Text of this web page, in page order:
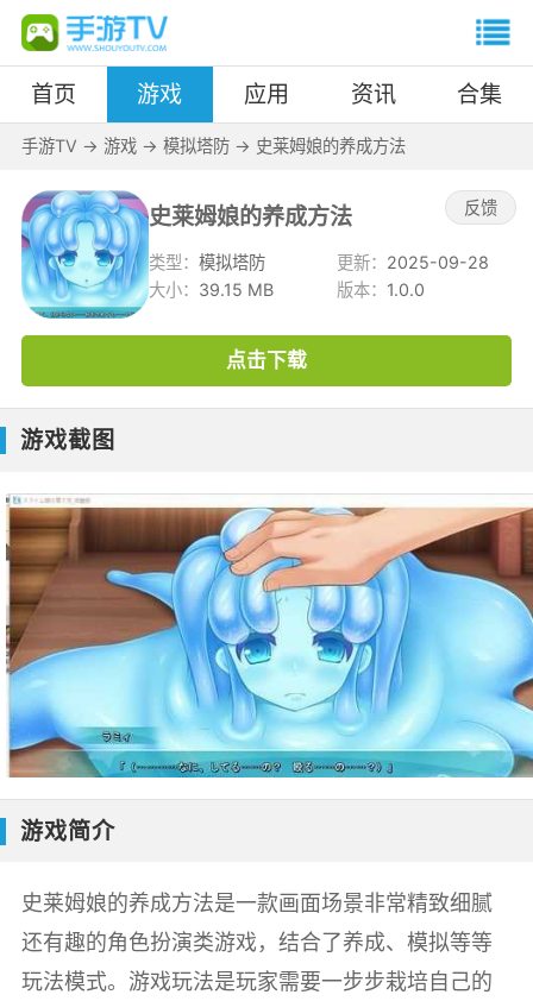
首页 游戏 应用 资讯 合集
手游TV -> 游戏-> 模拟塔防-> 史莱姆娘的养成方法
史莱姆娘的养成方法 反馈
类型：模拟塔防 更新： 2025-09-28
大小： 39.15 MB 版本： 1.0.0
点击下载
游戏截图
游戏简介
史莱姆娘的养成方法是一款画面场景非常精致细腻
还有趣的角色扮演类游戏，结合了养成、模拟等等
玩法模式。游戏玩法是玩家需要一步步栽培自己的